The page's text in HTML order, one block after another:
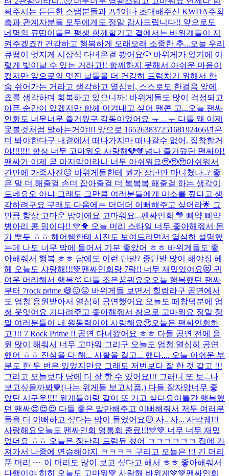
써주시는 든든한 스탭분들과 2년이나 초대해주신 KWDA주최
측과 관계자분들 모두에게도 정말 감사드립니다!! 앞으로도
네명의 큐떱이들은 평생 함께할거고 곁에서는 바위게들이 지
켜주겠죠?! 건강하고 행복하게 오래오래 소중한 추...오늘 우리
큐떱이 멋지게 시상식 다녀온걸 봤어요🐶 바위게가 있기에 이
렇게 빛이날 수 있는 거라고!! 함께하지 못해서 아쉬운 마음이
컸지만 앞으로의 멋진 날들을 더 건강히 드럼치기 위해서 한
숨 쉬어가는 거라고 생각하고 열심히, 스스로도 한걸음 앞에
쵸를 생각하며 회복하고 있으니까! 바위게들도 많이 걱정되고
아픈 순간이 있겠지만 함께 이겨내고 싶어 팬콘 고...오늘 팬싸
인회도 너무너무 즐거웠구 감동이었어요 ㅠㅡㅜ 다들 왜 이제
못볼것처럼 말하는거야!!! 앞으로 16526383725168192466년은
더 봐야한다구 내곁에서 떠나가지마 떠나갈수 없어. 집착할거
야!!!!!!! 항상 너무 고마워오 사랑해🩵🩵넘나 즐거웠던 팬싸아!
팬싸가 이제 곧 마지막이라니 너무 아쉬워요🥹🥹🥹아쉬워서
간만에 가족사진😖 바위게들한테 뭔가 장난만 마니쳤나..? 좋
은 말 더 해줄걸 손더 잡아줄걸 더 복복복 해줄걸 하는 생각이
드네요오 아냐 그래도 그만큼 여러분들에게 미소를 줬다고 생
각하려구요 구래도 다음에는 더더더 이뻐해주고 싶어라🌟 그
만큼 항상 고마운 맘이에요 고마워요...팬싸인회 💛 삐약 삐약
병아리 콩 밍이다!! 💛🐥 오늘 머리 스타일 너무 좋아해줘서 몬
가 뿌듯 ㅎㅎ 헤어쌤한테 사진도 보여드리면서 열심히 설명했
는데 나도 너무 맘에 들어서 기분 좋았어 ㅎㅎ 바위게들도 좋
아해줘서 행복 ㅎㅎ 담에도 이런 단발? 중단발 많이 해야징 헤
헤 오늘도 사랑해!!!💚팬싸인회랑 7락!! 너무 재밌었어요😻 귀
여운 머리해서 행복🫧 다들 조은꿈꿔요오 오늘 행복했던 팬싸
부터 7rock prime 😄😖😖 바위게들 보면서 힐링라구 공연에서
도 엄청 응원받아서 열심히 공연했어요 오늘도 떼창덕분에 엄
청 웃엇어요 기다려주고 좋아해줘서 참으로 고마워요 정말 정
말 여러분들이 내 원동력이야 사랑해요🥹오늘은 팬싸인회하
고 !!! 7 Rock Prime !! 공연 다녀왔어요 ㅎㅎ 다들 공연 전에 응
원 많이 해줘서 너무 고마워 그리구 오늘도 엄청 열심히 공연
했어 ㅎㅎ 진심을 다 해... 사활을 걸고... 했다.... 오늘 아쉬운 부
분도 한 두 번은 있었지만요 그래도 저번보다 잘 한 것 같고 !!!
그리고 오늘보다 담에 더 잘 할 수 있어요!!! 그러니 또 보...나
보고싶을까봐💙(나는 위게들 보고시픔.) 다들 잘자앙너무 좋
았던 시구우!!!! 위게들이랑 같이 또 가고 싶다요이틀간 행복했
던 팬싸😍😍😍 다들 좋은 말만해주고 이뻐해줘서 저두 여러분
들을 더 이뻐하고 싶다는 맘이 들었어요😖 사.. 사... 사박궤!!!
사랑해요 오늘도 팬싸인회 영통회 종료!!!💛💚 너무 너무 재밌
었더요 ㅎㅎ 오늘은 장난감 드럼듀 쳤어 ㅋㅋㅋㅋㅋㅋ 집에 가
져가서 나중에 연습해야지 ㅋㅋㅋㅋ 구리고 오늘은 !!! 긴 머리
푼 머리 ~~ 이 머리도 많이 보고 싶다고 해서 ㅎㅎ 좋아해줘서
다행이야 히히 오늘도 고마워💚 사랑해 바위게💚💚팬싸인회